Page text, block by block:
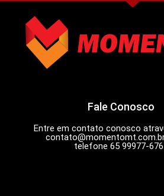
Fale Conosco
Entre em contato conosco
telefone 65 99977-